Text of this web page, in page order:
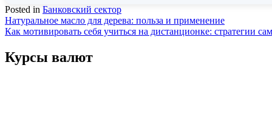
Posted in Банковский сектор
Навигация
по
записям
Натуральное масло для дерева: польза и применение
Как мотивировать себя учиться на дистанционке: стратегии
Курсы валют